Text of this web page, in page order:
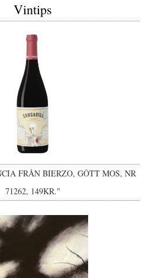
Vintips
FRÅN BIERZO, GÔTT MOS, NR
71262, 149KR."